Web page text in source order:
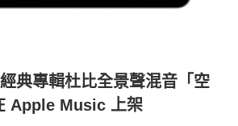
典專輯杜比全景聲混音「空
Apple Music 上架